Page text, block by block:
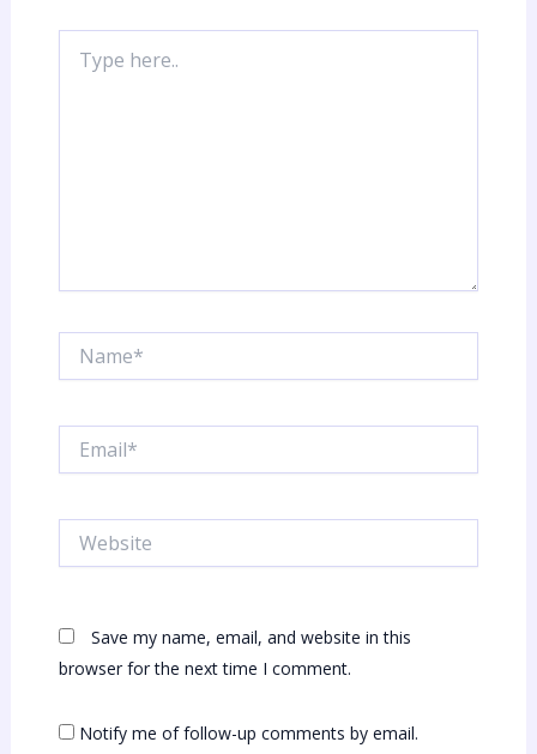
here..
Save my name, email, and website in this
browser for the next time I comment.
Notify me of follow-up comments by email.